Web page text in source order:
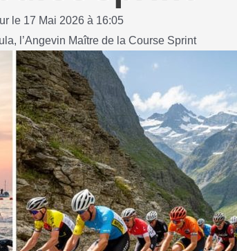
le 17 Mai 2026 à 16:05
l’Angevin Maître de la Course Sprint